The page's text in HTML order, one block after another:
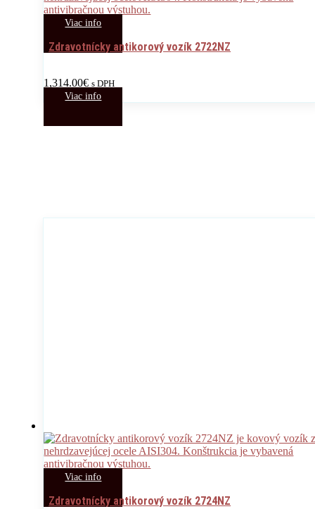
Viac info
Zdravotnícky antikorový vozík 2722NZ
1,314.00€ s DPH
Viac info
Viac info
Zdravotnícky antikorový vozík 2724NZ